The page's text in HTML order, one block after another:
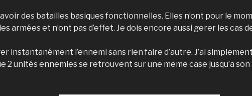
des batailles basiques fonctionnelles. Elles n’ont pour le
armées et n’ont pas d’effet. Je dois encore aussi gerer les cas
instantanément l’ennemi sans rien faire d’autre. J’ai
2 unités ennemies se retrouvent sur une meme case jusqu’a